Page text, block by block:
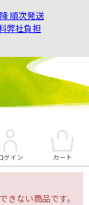
順次発送
弊社負担
グイン カート
きない商品です。